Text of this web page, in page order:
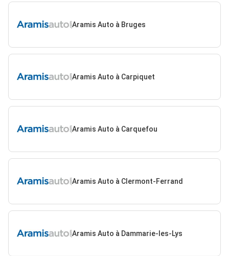
Aramis Auto à Bruges
Aramis Auto à Carpiquet
Aramis Auto à Carquefou
Aramis Auto à Clermont-Ferrand
Aramis Auto à Dammarie-les-Lys